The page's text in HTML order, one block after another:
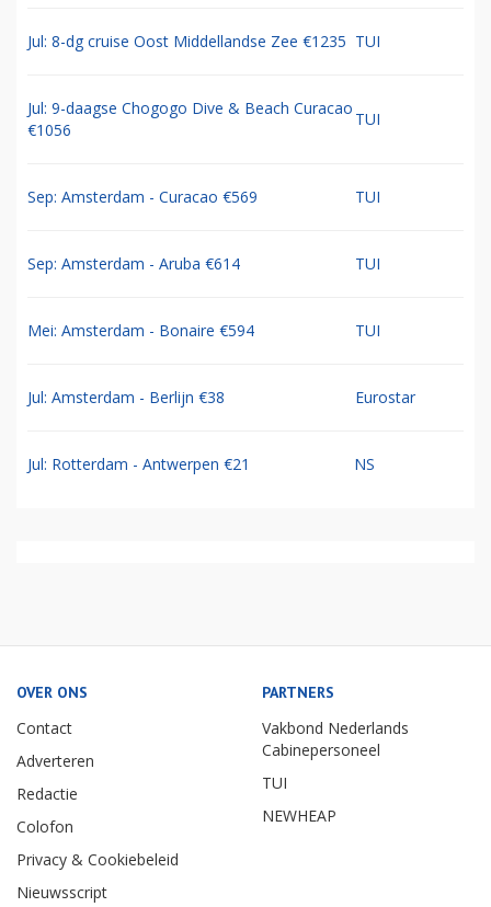
Jul: 8-dg cruise Oost Middellandse Zee €1235 TUI
Jul: 9-daagse Chogogo Dive & Beach Curacao
€1056
TUI
Sep: Amsterdam - Curacao €569 TUI
Sep: Amsterdam - Aruba €614 TUI
Mei: Amsterdam - Bonaire €594 TUI
Jul: Amsterdam - Berlijn €38 Eurostar
Jul: Rotterdam - Antwerpen €21 NS
OVER ONS
Contact
Adverteren
Redactie
Colofon
Privacy & Cookiebeleid
Nieuwsscript
PARTNERS
Vakbond Nederlands
Cabinepersoneel
TUI
NEWHEAP